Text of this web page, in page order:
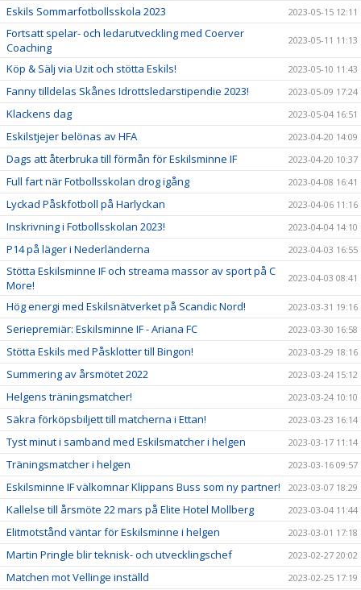
Eskils Sommarfotbollsskola 2023 2023-05-15 12:11
Fortsatt spelar- och ledarutveckling med Coerver
Coaching
2023-05-11 11:13
Köp & Sälj via Uzit och stötta Eskils! 2023-05-10 11:43
Fanny tilldelas Skånes Idrottsledarstipendie 2023! 2023-05-09 17:24
Klackens dag 2023-05-04 16:51
Eskilstjejer belönas av HFA 2023-04-20 14:09
Dags att återbruka till förmån för Eskilsminne IF 2023-04-20 10:37
Full fart när Fotbollsskolan drog igång 2023-04-08 16:41
Lyckad Påskfotboll på Harlyckan 2023-04-06 11:16
Inskrivning i Fotbollsskolan 2023! 2023-04-04 14:10
P14 på läger i Nederländerna 2023-04-03 16:55
Stötta Eskilsminne IF och streama massor av sport på C
More!
2023-04-03 08:41
Hög energi med Eskilsnätverket på Scandic Nord! 2023-03-31 19:16
Seriepremiär: Eskilsminne IF - Ariana FC 2023-03-30 16:58
Stötta Eskils med Påsklotter till Bingon! 2023-03-29 18:16
Summering av årsmötet 2022 2023-03-24 15:12
Helgens träningsmatcher! 2023-03-24 10:10
Säkra förköpsbiljett till matcherna i Ettan! 2023-03-23 16:14
Tyst minut i samband med Eskilsmatcher i helgen 2023-03-17 11:14
Träningsmatcher i helgen 2023-03-16 09:57
Eskilsminne IF välkomnar Klippans Buss som ny partner! 2023-03-07 18:29
Kallelse till årsmöte 22 mars på Elite Hotel Mollberg 2023-03-04 11:44
Elitmotstånd väntar för Eskilsminne i helgen 2023-03-01 17:18
Martin Pringle blir teknisk- och utvecklingschef 2023-02-27 20:02
Matchen mot Vellinge inställd 2023-02-25 17:19